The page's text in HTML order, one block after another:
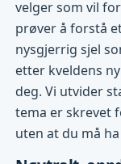
velger som vil
prøver å forstå
nysgjerrig sjel
etter kveldens
deg. Vi utvider
tema er skrevet
uten at du må